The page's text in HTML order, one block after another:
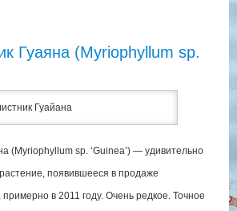
Гуаяна (Myriophyllum sp.
(Myriophyllum sp. ‘Guinea’) — удивительно
появившееся в продаже
в 2011 году. Очень редкое. Точное